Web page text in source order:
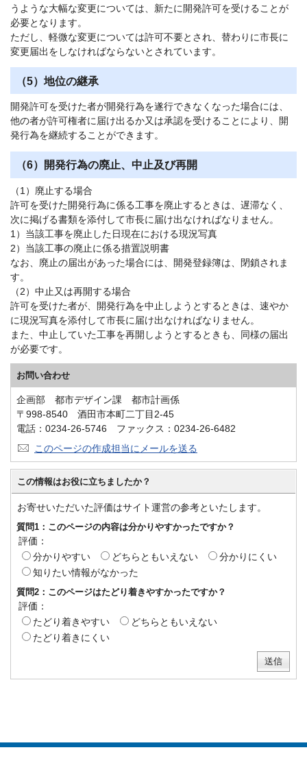
うような大幅な変更については、新たに開発許可を受けることが
必要となります。
ただし、軽微な変更については許可不要とされ、替わりに市長に
変更届出をしなければならないとされています。
（5）地位の継承
開発許可を受けた者が開発行為を遂行できなくなった場合には、
他の者が許可権者に届け出るか又は承認を受けることにより、開
発行為を継続することができます。
（6）開発行為の廃止、中止及び再開
（1）廃止する場合
許可を受けた開発行為に係る工事を廃止するときは、遅滞なく、
次に掲げる書類を添付して市長に届け出なければなりません。
1）当該工事を廃止した日現在における現況写真
2）当該工事の廃止に係る措置説明書
なお、廃止の届出があった場合には、開発登録簿は、閉鎖されま
す。
（2）中止又は再開する場合
許可を受けた者が、開発行為を中止しようとするときは、速やか
に現況写真を添付して市長に届け出なければなりません。
また、中止していた工事を再開しようとするときも、同様の届出
が必要です。
お問い合わせ
企画部 都市デザイン課 都市計画係
〒998-8540 酒田市本町二丁目2-45
電話：0234-26-5746 ファックス：0234-26-6482
このページの作成担当にメールを送る
この情報はお役に立ちましたか？
お寄せいただいた評価はサイト運営の参考といたします。
質問1：このページの内容は分かりやすかったですか？
評価：
分かりやすい
どちらともいえない
分かりにくい
知りたい情報がなかった
質問2：このページはたどり着きやすかったですか？
評価：
たどり着きやすい
どちらともいえない
たどり着きにくい